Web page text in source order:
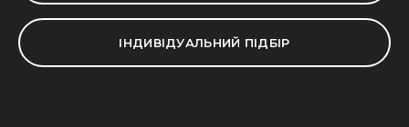
ІНДИВІДУАЛЬНИЙ ПІДБІР